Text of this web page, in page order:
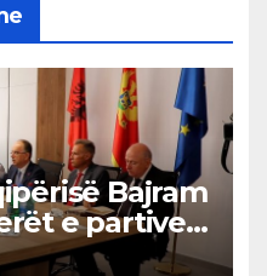
Bajram
e partive